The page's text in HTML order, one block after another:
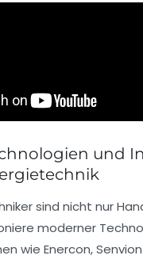
und
sind nicht nur
moderner
wie Enercon,Senvion